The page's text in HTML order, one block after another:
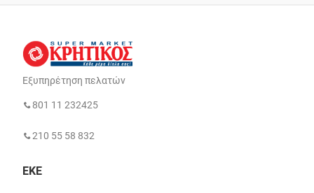
Εξυπηρέτηση πελατών
801 11 232425
210 55 58 832
ΕΚΕ